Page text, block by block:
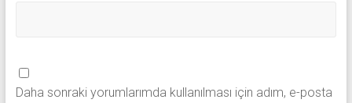
Daha sonraki yorumlarımda kullanılması için adım, e-posta